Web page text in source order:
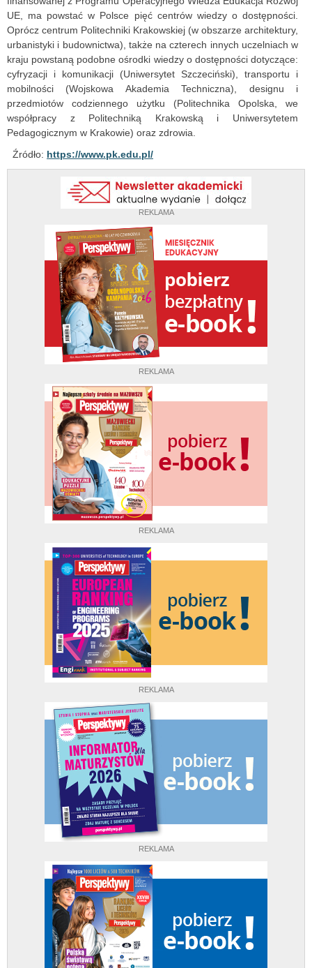
REKLAMA
REKLAMA
REKLAMA
REKLAMA
REKLAMA
UE, ma powstać w Polsce pięć centrów wiedzy o dostępności.
Oprócz centrum Politechniki Krakowskiej (w obszarze architektury,
urbanistyki i budownictwa), także na czterech innych uczelniach w
kraju powstaną podobne ośrodki wiedzy o dostępności dotyczące:
cyfryzacji i komunikacji (Uniwersytet Szczeciński), transportu i
mobilności (Wojskowa Akademia Techniczna), designu i
przedmiotów codziennego użytku (Politechnika Opolska, we
współpracy z Politechniką Krakowską i Uniwersytetem
Pedagogicznym w Krakowie) oraz zdrowia.
Źródło: https://www.pk.edu.pl/